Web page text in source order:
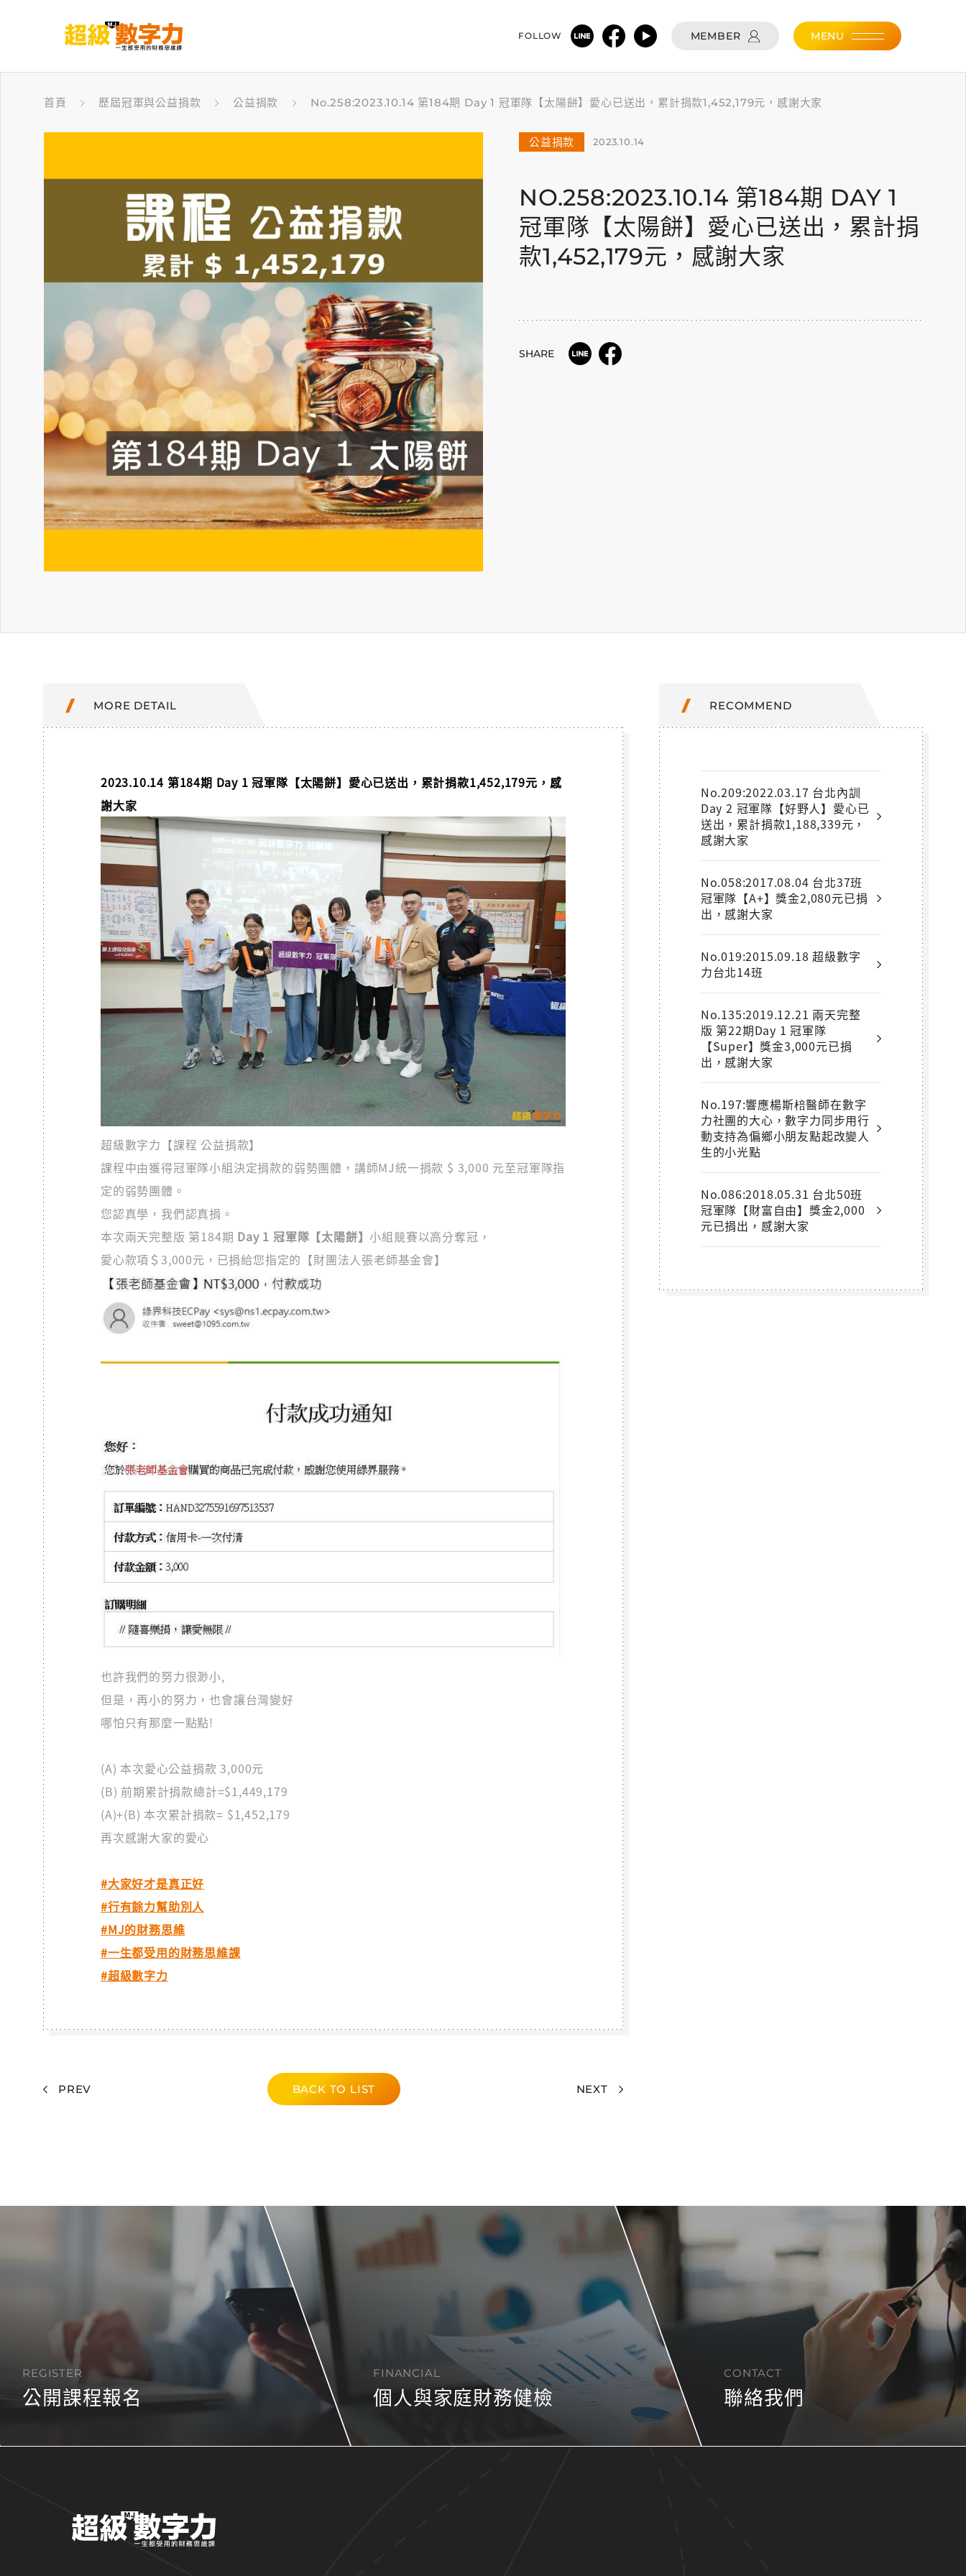
FOLLOW MEMBER MENU
首頁 歷屆冠軍與公益捐款 公益捐款 No.258:2023.10.14 第184期 Day 1 冠軍隊【太陽餅】愛心已送出，累計捐款1,452,179元，感謝大家
公益捐款 2023.10.14
NO.258:2023.10.14 第184期 DAY 1
冠軍隊【太陽餅】愛心已送出，累計捐
款1,452,179元，感謝大家
SHARE
MORE DETAIL
2023.10.14 第184期 Day 1 冠軍隊【太陽餅】愛心已送出，累計捐款1,452,179元，感
謝大家
超級數字力【課程 公益捐款】
課程中由獲得冠軍隊小組決定捐款的弱勢團體，講師MJ統一捐款 $ 3,000 元至冠軍隊指
定的弱勢團體。
您認真學，我們認真捐。
本次兩天完整版 第184期 Day 1 冠軍隊【太陽餅】 小組競賽以高分奪冠，
愛心款項＄3,000元，已捐給您指定的【財團法人張老師基金會】
也許我們的努力很渺小,
但是，再小的努力，也會讓台灣變好
哪怕只有那麼一點點!
(A) 本次愛心公益捐款 3,000元
(B) 前期累計捐款總計=$1,449,179
(A)+(B) 本次累計捐款= $1,452,179
再次感謝大家的愛心
#大家好才是真正好
#行有餘力幫助別人
#MJ的財務思維
#一生都受用的財務思維課
#超級數字力
PREV BACK TO LIST NEXT
RECOMMEND
No.209:2022.03.17 台北內訓
Day 2 冠軍隊【好野人】愛心已
送出，累計捐款1,188,339元，
感謝大家
No.058:2017.08.04 台北37班
冠軍隊【A+】獎金2,080元已捐
出，感謝大家
No.019:2015.09.18 超級數字
力台北14班
No.135:2019.12.21 兩天完整
版 第22期Day 1 冠軍隊
【Super】獎金3,000元已捐
出，感謝大家
No.197:響應楊斯棓醫師在數字
力社團的大心，數字力同步用行
動支持為偏鄉小朋友點起改變人
生的小光點
No.086:2018.05.31 台北50班
冠軍隊【財富自由】獎金2,000
元已捐出，感謝大家
REGISTER
公開課程報名
FINANCIAL
個人與家庭財務健檢
CONTACT
聯絡我們